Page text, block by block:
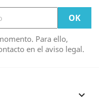
Para ello,
en el aviso legal.
